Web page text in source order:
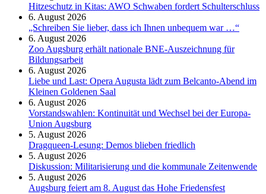
Hitzeschutz in Kitas: AWO Schwaben fordert Schulterschluss
6. August 2026
„Schreiben Sie lieber, dass ich Ihnen unbequem war …“
6. August 2026
Zoo Augsburg erhält nationale BNE-Auszeichnung für
Bildungsarbeit
6. August 2026
Liebe und Last: Opera Augusta lädt zum Belcanto-Abend im
Kleinen Goldenen Saal
6. August 2026
Vorstandswahlen: Kontinuität und Wechsel bei der Europa-
Union Augsburg
5. August 2026
Dragqueen-Lesung: Demos blieben friedlich
5. August 2026
Diskussion: Mi­li­ta­ri­sie­rung und die kommunale Zeitenwende
5. August 2026
Augsburg feiert am 8. August das Hohe Friedensfest